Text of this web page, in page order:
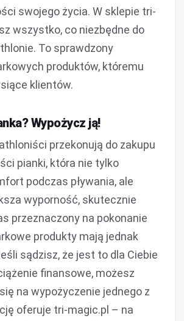
swojego życia. W sklepie tri-
wszystko, co niezbędne do
To sprawdzony
produktów, któremu
klientów.
Wypożycz ją!
przekonują do zakupu
pianki, która nie tylko
podczas pływania, ale
wyporność, skutecznie
przeznaczony na pokonanie
produkty mają jednak
sądzisz, że jest to dla Ciebie
finansowe, możesz
na wypożyczenie jednego z
oferuje tri-magic.pl – na